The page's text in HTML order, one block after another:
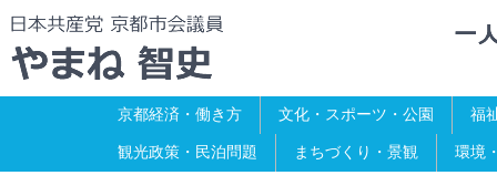
京都経済・働き方 文化・スポーツ・公園 福
観光政策・民泊問題 まちづくり・景観 環境